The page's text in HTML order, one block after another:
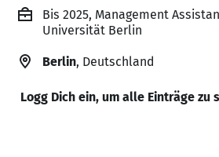
Bis 2025, Management
Universität Berlin
Berlin, Deutschland
Logg Dich ein, um alle Einträge zu